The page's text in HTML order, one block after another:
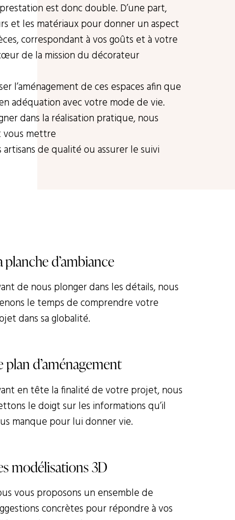
est donc double. D’une part,
et les matériaux pour donner un aspect
correspondant à vos goûts et à votre
de la mission du décorateur
l’aménagement de ces espaces afin que
adéquation avec votre mode de vie.
dans la réalisation pratique, nous
vous mettre
de qualité ou assurer le suivi
planche d’ambiance
de nous plonger dans les détails, nous
le temps de comprendre votre
dans sa globalité.
plan d’aménagement
en tête la finalité de votre projet, nous
le doigt sur les informations qu’il
manque pour lui donner vie.
modélisations 3D
vous proposons un ensemble de
concrètes pour répondre à vos